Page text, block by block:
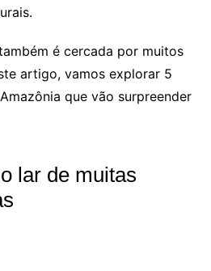
é cercada por muitos
artigo, vamos explorar 5
que vão surpreender
lar de muitas